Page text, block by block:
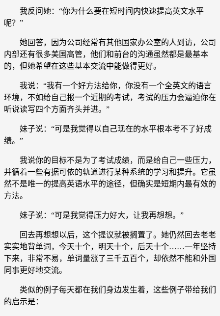
我反问她：“你为什么要在短时间内快速提高英文水平
呢？”
她回答，因为公司经常有其他国家办公室的人到访，公司
内部还有很多美国高管，他们和前台的沟通虽然都是最基本
的，但她希望在这些基本交流中能做得更好。
我说：“我有一个好方法给你，你没有一个全英文的语言
环境，不如给自己报一个近期的考试，考试的压力会逼迫你在
听说读写四个方面齐头并进。”
妹子说：“可是我觉得以自己现在的水平根本考不了好成
绩。”
我说你的目标不是为了考试成绩，而是给自己一些压力，
并循着一些有据可依的轨道进行某种系统的学习和提升。它虽
然不是唯一的提高英语水平的途径，但确实是短期内最有效的
方法。
妹子说：“可是我觉得压力好大，让我再想想。”
回去再想想以后，这个提议就被搁置了。她仍然回去老老
实实地背单词，今天十个，明天十个，后天十个……一年坚持
下来，非常不易，单词量涨了三千五百个，却依然不能和外国
同事更好地交流。
类似的例子每天都在我们身边发生着，这些例子带给我们
的启示是：